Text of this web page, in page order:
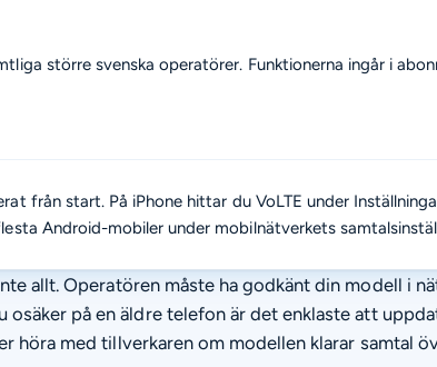
större svenska operatörer. Funktionerna ingår i
från start. På iPhone hittar du VoLTE under
Android-mobiler under mobilnätverkets
allt. Operatören måste ha godkänt din modell i
osäker på en äldre telefon är det enklaste att
höra med tillverkaren om modellen klarar samtal